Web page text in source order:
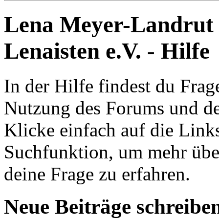
Lena Meyer-
Lenaisten e.V. - Hilfe
In der Hilfe findest du
Nutzung des Forums und
Klicke einfach auf die
Suchfunktion, um mehr
deine Frage zu erfahren.
Neue Beiträge